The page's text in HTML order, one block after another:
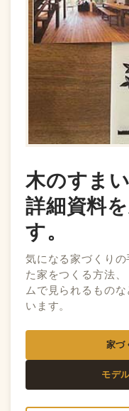
木のすま
詳細資料
す。
気になる家づくり
た家をつくる方法
ムで見られるもの
います。
家づ
モデ